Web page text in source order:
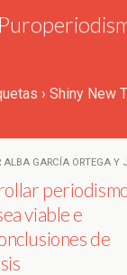
› Shiny New
ALBA GARCÍA ORTEGA Y
viable e
de